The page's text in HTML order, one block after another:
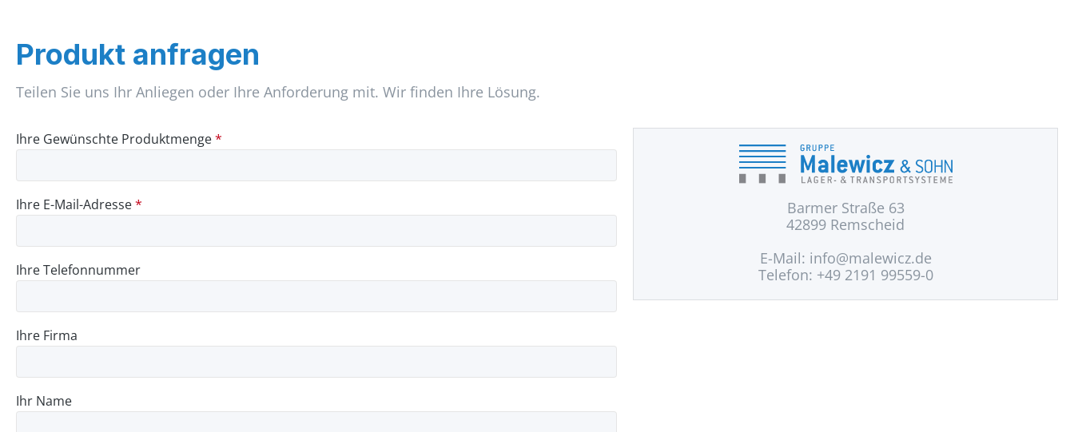
Produkt anfragen
Teilen Sie uns Ihr Anliegen oder Ihre Anforderung mit. Wir finden Ihre Lösung.
Ihre Gewünschte Produktmenge*
Ihre E-Mail-Adresse*
Ihre Telefonnummer
Ihre Firma
Ihr Name
Barmer Straße 63
42899 Remscheid
E-Mail: info@malewicz.de
Telefon: +49 2191 99559-0